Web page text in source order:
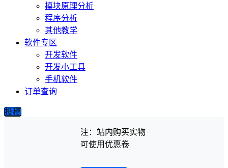
模块原理分析
程序分析
其他教学
软件专区
开发软件
开发小工具
手机软件
订单查询
投稿
注：站内购买实物
可使用优惠卷